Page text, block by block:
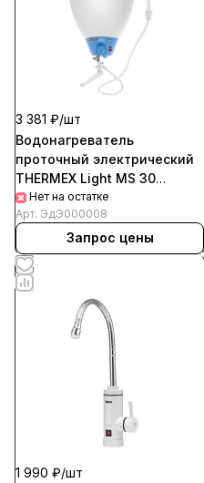
3 381 ₽/шт
Водонагреватель
проточный электрический
THERMEX Light MS 30
(комби)
Нет на остатке
Арт. ЭдЭ000008
Запрос цены
1 990 ₽/шт